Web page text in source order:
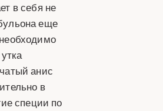
в себя не
еще
анис
в
специи по